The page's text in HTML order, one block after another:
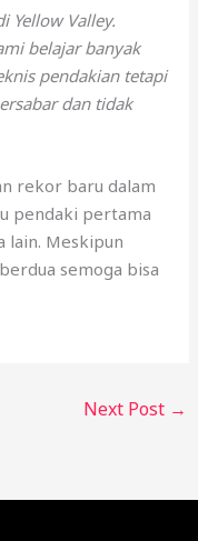
Yellow Valley.
belajar banyak
pendakian tetapi
dan tidak
rekor baru dalam
pendaki pertama
lain. Meskipun
semoga bisa
Next Post →